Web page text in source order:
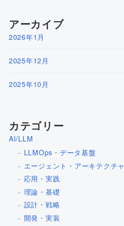
アーカイブ
2026年1月
2025年12月
2025年10月
カテゴリー
AI/LLM
LLMOps・データ基盤
エージェント・アーキテクチャ
応用・実践
理論・基礎
設計・戦略
開発・実装